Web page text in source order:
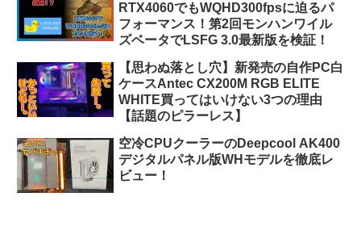
RTX4060でもWQHD300fpsに迫るパ
フォーマンス！第2回モンハンワイル
ズベータでLSFG 3.0最新版を検証！
【思わぬ落とし穴】新発売の自作PC白
ケースAntec CX200M RGB ELITE
WHITE買ってはいけない3つの理由
【話題のピラーレス】
空冷CPUクーラーのDeepcool AK400
デジタルパネル版WHモデルを徹底レ
ビュー！